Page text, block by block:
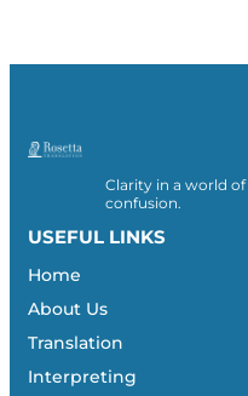
Clarity in a world of
confusion.
USEFUL LINKS
Home
About Us
Translation
Interpreting